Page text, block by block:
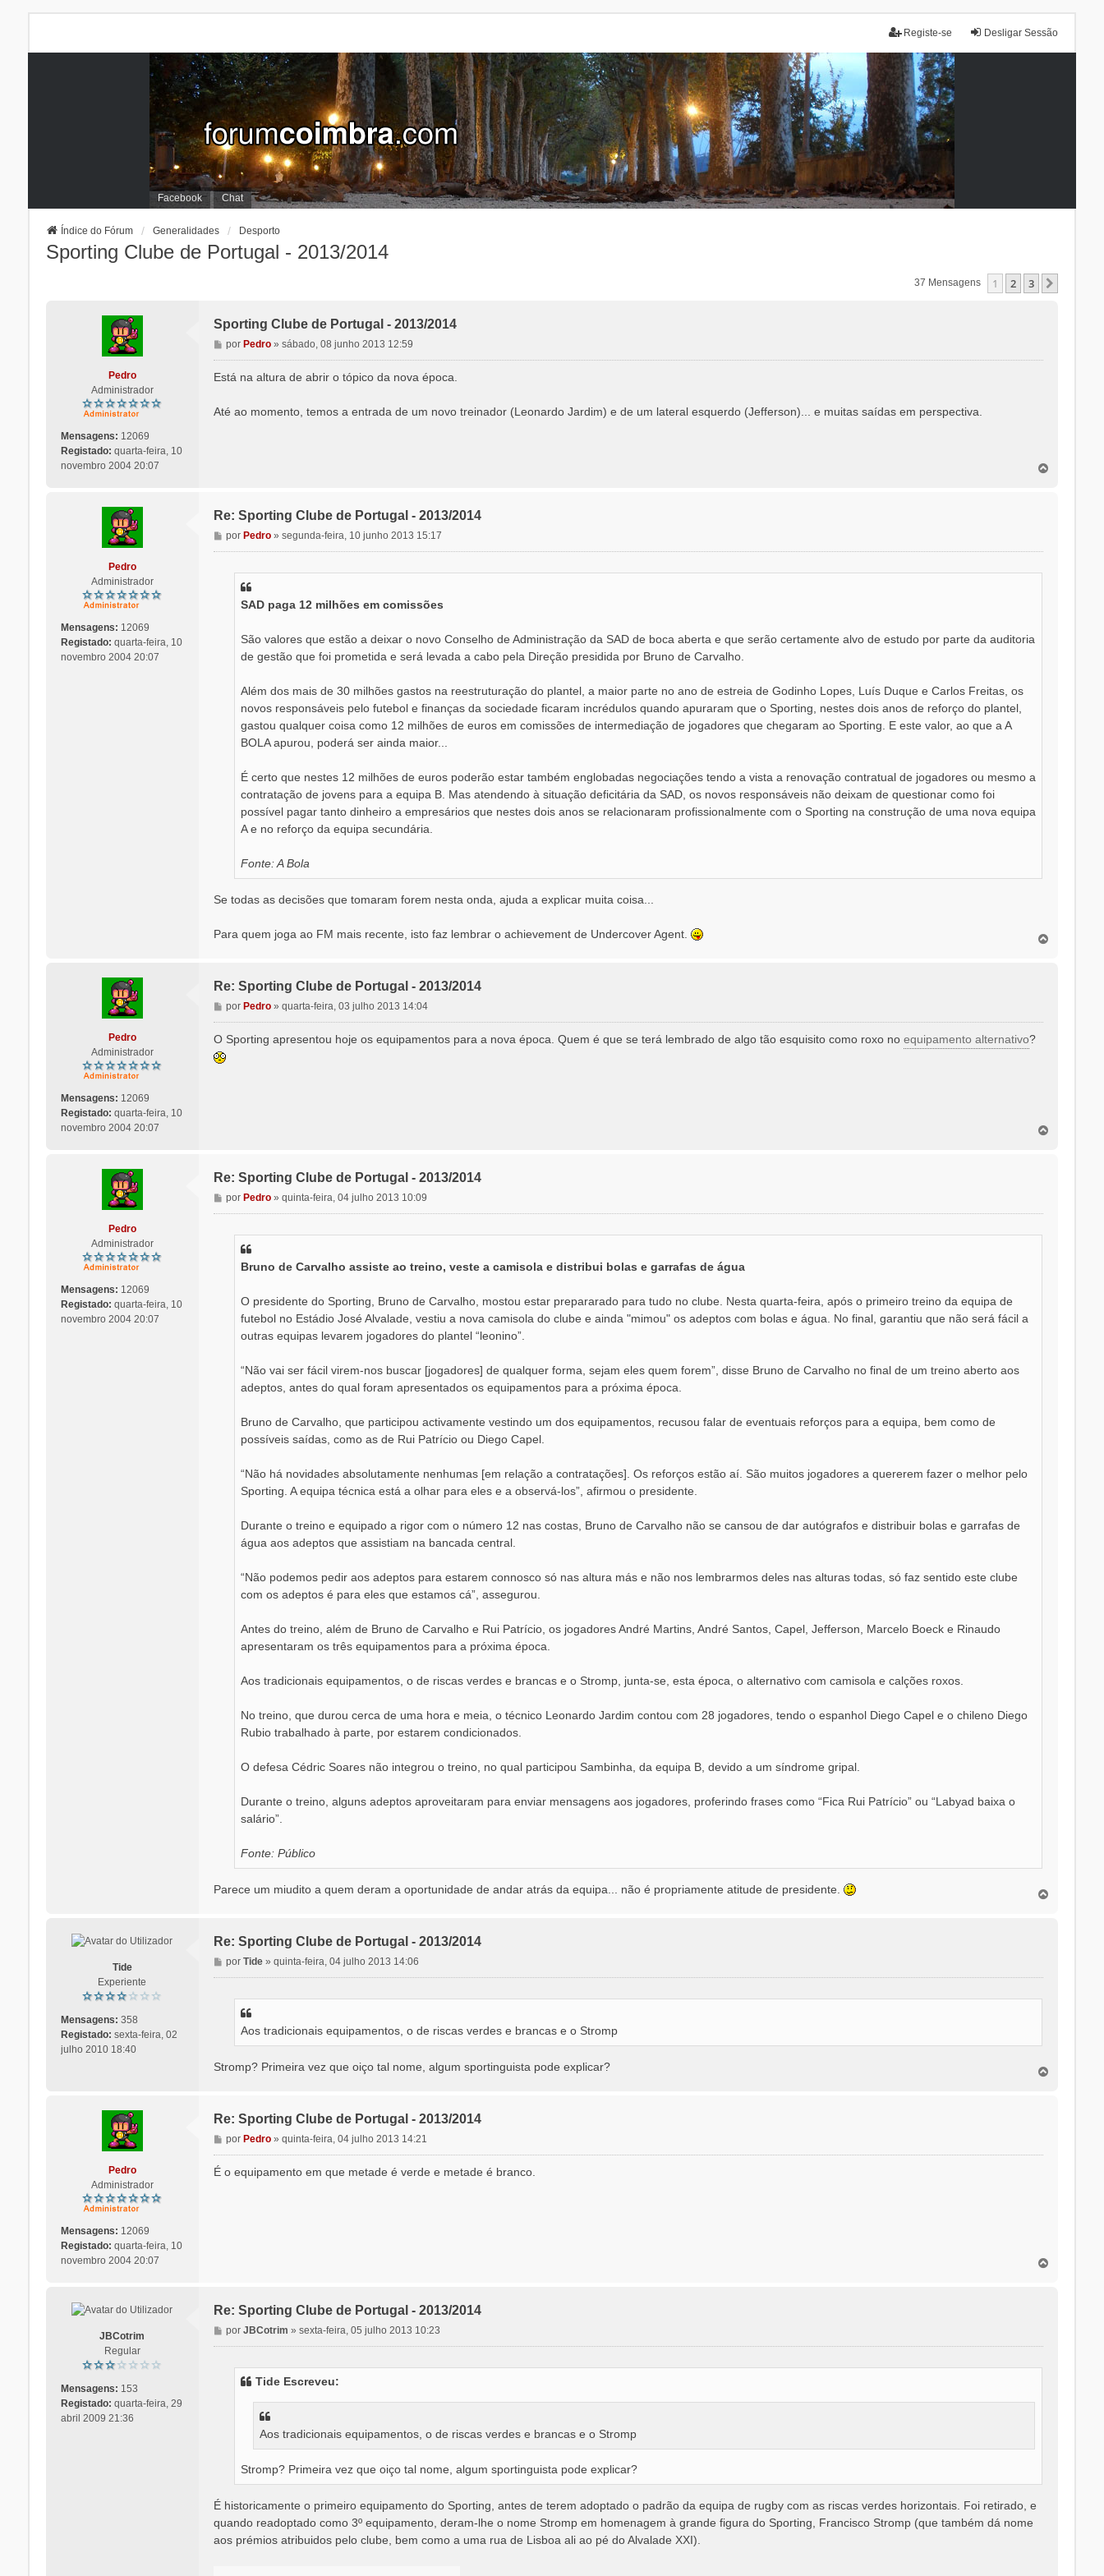
Desligar Sessão
Registe-se
Facebook Chat
Índice do Fórum Generalidades Desporto
Sporting Clube de Portugal - 2013/2014
37 Mensagens 1 2 3
Pedro
Administrador
Mensagens: 12069
Registado: quarta-feira, 10
novembro 2004 20:07
Sporting Clube de Portugal - 2013/2014
M
e
n
g
porPedro »sábado, 08 junho 2013 12:59
Está na altura de abrir o tópico da nova época.
Até ao momento, temos a entrada de um novo treinador (Leonardo Jardim) e de um lateral esquerdo (Jefferson)... e muitas saídas em perspectiva.
Pedro
Administrador
Mensagens: 12069
Registado: quarta-feira, 10
novembro 2004 20:07
Re: Sporting Clube de Portugal - 2013/2014
M
e
porPedro »segunda-feira, 10 junho 2013 15:17
SAD paga 12 milhões em comissões
São valores que estão a deixar o novo Conselho de Administração da SAD de boca aberta e que serão certamente alvo de estudo por parte da auditoria
de gestão que foi prometida e será levada a cabo pela Direção presidida por Bruno de Carvalho.
Além dos mais de 30 milhões gastos na reestruturação do plantel, a maior parte no ano de estreia de Godinho Lopes, Luís Duque e Carlos Freitas, os
novos responsáveis pelo futebol e finanças da sociedade ficaram incrédulos quando apuraram que o Sporting, nestes dois anos de reforço do plantel,
gastou qualquer coisa como 12 milhões de euros em comissões de intermediação de jogadores que chegaram ao Sporting. E este valor, ao que a A
BOLA apurou, poderá ser ainda maior...
É certo que nestes 12 milhões de euros poderão estar também englobadas negociações tendo a vista a renovação contratual de jogadores ou mesmo a
contratação de jovens para a equipa B. Mas atendendo à situação deficitária da SAD, os novos responsáveis não deixam de questionar como foi
possível pagar tanto dinheiro a empresários que nestes dois anos se relacionaram profissionalmente com o Sporting na construção de uma nova equipa
A e no reforço da equipa secundária.
Fonte: A Bola
Se todas as decisões que tomaram forem nesta onda, ajuda a explicar muita coisa...
Para quem joga ao FM mais recente, isto faz lembrar o achievement de Undercover Agent.
Pedro
Administrador
Mensagens: 12069
Registado: quarta-feira, 10
novembro 2004 20:07
Re: Sporting Clube de Portugal - 2013/2014
M
e
n
a
porPedro »quarta-feira, 03 julho 2013 14:04
O Sporting apresentou hoje os equipamentos para a nova época. Quem é que se terá lembrado de algo tão esquisito como roxo no equipamento alternativo?
Pedro
Administrador
Mensagens: 12069
Registado: quarta-feira, 10
novembro 2004 20:07
Re: Sporting Clube de Portugal - 2013/2014
M
e
porPedro »quinta-feira, 04 julho 2013 10:09
Bruno de Carvalho assiste ao treino, veste a camisola e distribui bolas e garrafas de água
O presidente do Sporting, Bruno de Carvalho, mostou estar prepararado para tudo no clube. Nesta quarta-feira, após o primeiro treino da equipa de
futebol no Estádio José Alvalade, vestiu a nova camisola do clube e ainda "mimou" os adeptos com bolas e água. No final, garantiu que não será fácil a
outras equipas levarem jogadores do plantel “leonino”.
“Não vai ser fácil virem-nos buscar [jogadores] de qualquer forma, sejam eles quem forem”, disse Bruno de Carvalho no final de um treino aberto aos
adeptos, antes do qual foram apresentados os equipamentos para a próxima época.
Bruno de Carvalho, que participou activamente vestindo um dos equipamentos, recusou falar de eventuais reforços para a equipa, bem como de
possíveis saídas, como as de Rui Patrício ou Diego Capel.
“Não há novidades absolutamente nenhumas [em relação a contratações]. Os reforços estão aí. São muitos jogadores a quererem fazer o melhor pelo
Sporting. A equipa técnica está a olhar para eles e a observá-los”, afirmou o presidente.
Durante o treino e equipado a rigor com o número 12 nas costas, Bruno de Carvalho não se cansou de dar autógrafos e distribuir bolas e garrafas de
água aos adeptos que assistiam na bancada central.
“Não podemos pedir aos adeptos para estarem connosco só nas altura más e não nos lembrarmos deles nas alturas todas, só faz sentido este clube
com os adeptos é para eles que estamos cá”, assegurou.
Antes do treino, além de Bruno de Carvalho e Rui Patrício, os jogadores André Martins, André Santos, Capel, Jefferson, Marcelo Boeck e Rinaudo
apresentaram os três equipamentos para a próxima época.
Aos tradicionais equipamentos, o de riscas verdes e brancas e o Stromp, junta-se, esta época, o alternativo com camisola e calções roxos.
No treino, que durou cerca de uma hora e meia, o técnico Leonardo Jardim contou com 28 jogadores, tendo o espanhol Diego Capel e o chileno Diego
Rubio trabalhado à parte, por estarem condicionados.
O defesa Cédric Soares não integrou o treino, no qual participou Sambinha, da equipa B, devido a um síndrome gripal.
Durante o treino, alguns adeptos aproveitaram para enviar mensagens aos jogadores, proferindo frases como “Fica Rui Patrício” ou “Labyad baixa o
salário”.
Fonte: Público
Parece um miudito a quem deram a oportunidade de andar atrás da equipa... não é propriamente atitude de presidente.
Tide
Experiente
Mensagens: 358
Registado: sexta-feira, 02
julho 2010 18:40
Re: Sporting Clube de Portugal - 2013/2014
M
e
m
porTide »quinta-feira, 04 julho 2013 14:06
Aos tradicionais equipamentos, o de riscas verdes e brancas e o Stromp
Stromp? Primeira vez que oiço tal nome, algum sportinguista pode explicar?
Pedro
Administrador
Mensagens: 12069
Registado: quarta-feira, 10
novembro 2004 20:07
Re: Sporting Clube de Portugal - 2013/2014
M
e
porPedro »quinta-feira, 04 julho 2013 14:21
É o equipamento em que metade é verde e metade é branco.
JBCotrim
Regular
Mensagens: 153
Registado: quarta-feira, 29
abril 2009 21:36
Re: Sporting Clube de Portugal - 2013/2014
M
e
porJBCotrim »sexta-feira, 05 julho 2013 10:23
Tide Escreveu:
Aos tradicionais equipamentos, o de riscas verdes e brancas e o Stromp
Stromp? Primeira vez que oiço tal nome, algum sportinguista pode explicar?
É historicamente o primeiro equipamento do Sporting, antes de terem adoptado o padrão da equipa de rugby com as riscas verdes horizontais. Foi retirado, e
quando readoptado como 3º equipamento, deram-lhe o nome Stromp em homenagem à grande figura do Sporting, Francisco Stromp (que também dá nome
aos prémios atribuidos pelo clube, bem como a uma rua de Lisboa ali ao pé do Alvalade XXI).